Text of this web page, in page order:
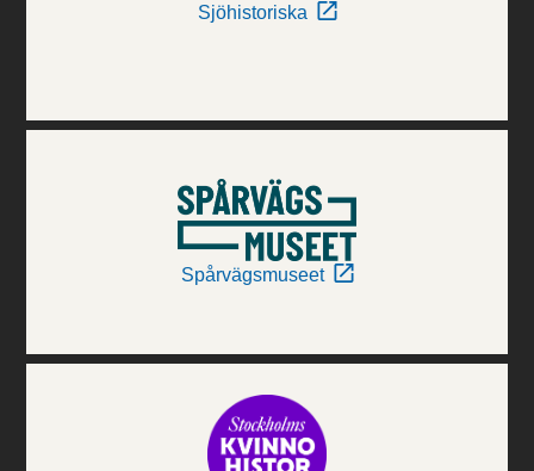
Sjöhistoriska
Spårvägsmuseet